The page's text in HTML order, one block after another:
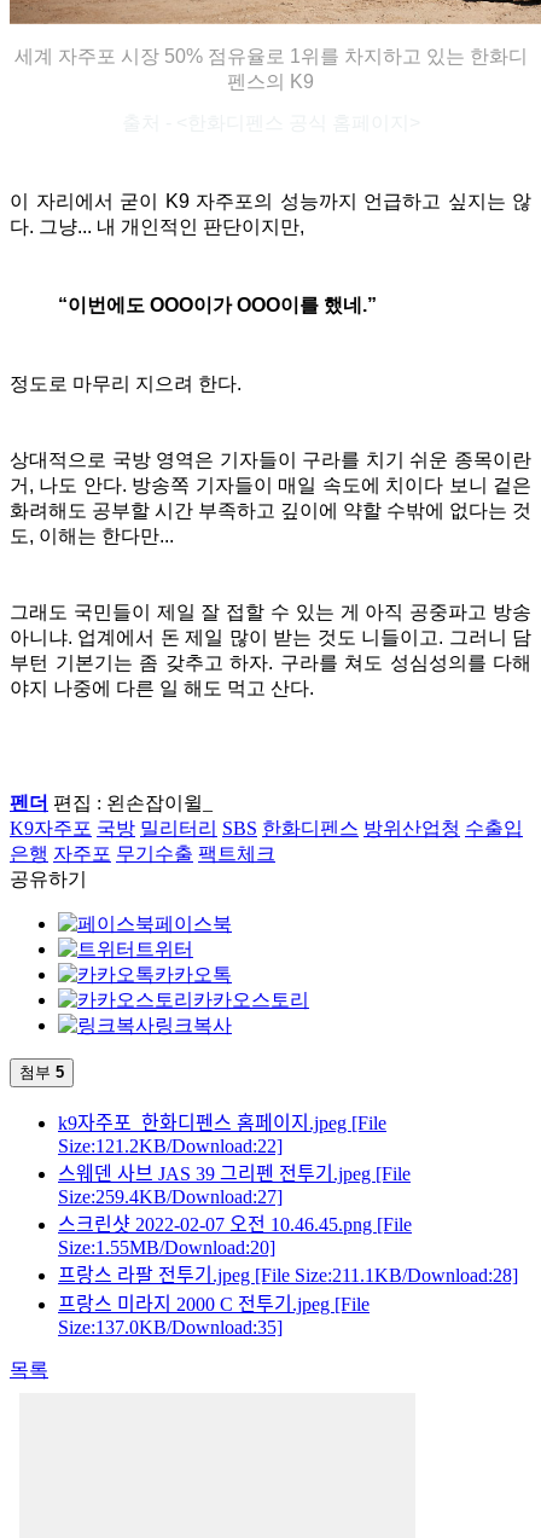
세계 자주포 시장 50% 점유율로 1위를 차지하고 있는 한화디
펜스의 K9
이 자리에서 굳이 K9 자주포의 성능까지 언급하고 싶지는 않
다. 그냥... 내 개인적인 판단이지만,
“이번에도 OOO이가 OOO이를 했네.”
정도로 마무리 지으려 한다.
상대적으로 국방 영역은 기자들이 구라를 치기 쉬운 종목이란
거, 나도 안다. 방송쪽 기자들이 매일 속도에 치이다 보니 겉은
화려해도 공부할 시간 부족하고 깊이에 약할 수밖에 없다는 것
도, 이해는 한다만...
그래도 국민들이 제일 잘 접할 수 있는 게 아직 공중파고 방송
아니냐. 업계에서 돈 제일 많이 받는 것도 니들이고. 그러니 담
부턴 기본기는 좀 갖추고 하자. 구라를 쳐도 성심성의를 다해
야지 나중에 다른 일 해도 먹고 산다.
펜더 편집 : 왼손잡이윌_
K9자주포 국방 밀리터리 SBS 한화디펜스 방위산업청 수출입
은행 자주포 무기수출 팩트체크
공유하기
페이스북
트위터
카카오톡
카카오스토리
링크복사
첨부 5
k9자주포_한화디펜스 홈페이지.jpeg [File
Size:121.2KB/Download:22]
스웨덴 사브 JAS 39 그리펜 전투기.jpeg [File
Size:259.4KB/Download:27]
스크린샷 2022-02-07 오전 10.46.45.png [File
Size:1.55MB/Download:20]
프랑스 라팔 전투기.jpeg [File Size:211.1KB/Download:28]
프랑스 미라지 2000 C 전투기.jpeg [File
Size:137.0KB/Download:35]
목록